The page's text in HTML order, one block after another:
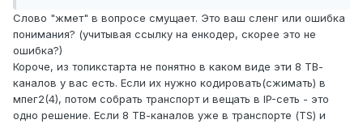
Слово "жмет" в вопросе смущает. Это ваш сленг или ошибка
понимания? (учитывая ссылку на енкодер, скорее это не
ошибка?)
Короче, из топикстарта не понятно в каком виде эти 8 ТВ-
каналов у вас есть. Если их нужно кодировать(сжимать) в
мпег2(4), потом собрать транспорт и вещать в IP-сеть - это
одно решение. Если 8 ТВ-каналов уже в транспорте (TS) и